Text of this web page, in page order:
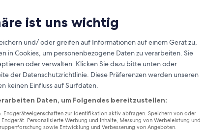
Prämien für jede
Übernachtung
Mehr
ist uns wichtig
und/ oder greifen auf Informationen auf einem Gerät zu,
in Cookies, um personenbezogene Daten zu verarbeiten. Sie
oder verwalten. Klicken Sie dazu bitte unten oder
der Datenschutzrichtlinie. Diese Präferenzen werden unseren
keinen Einfluss auf Surfdaten.
Daten, um Folgendes bereitzustellen:
Endgeräteeigenschaften zur Identifikation aktiv abfragen. Speichern von oder
Personalisierte Werbung und Inhalte, Messung von Werbeleistung und
sowie Entwicklung und Verbesserung von Angeboten.